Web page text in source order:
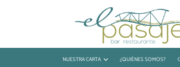
NUESTRA CARTA ¿QUIÉNES SOMOS?